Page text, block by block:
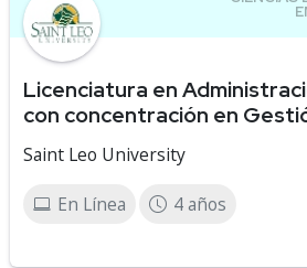
Licenciatura en
con concentración en
Saint Leo University
En Línea 4 años